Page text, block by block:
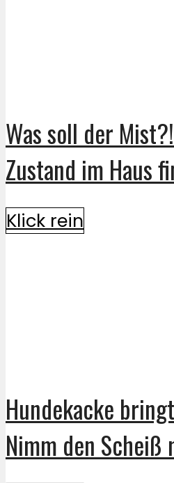
Was soll der
Zustand im Haus
Klick rein
Hundekacke
Nimm den Scheiß